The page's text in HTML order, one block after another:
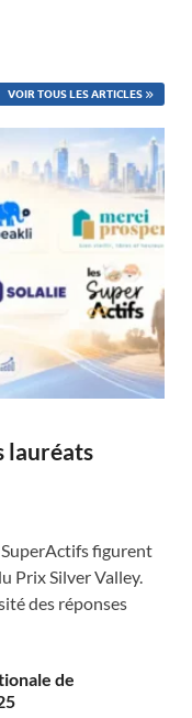
VOIR TOUS LES ARTICLES
lauréats
SuperActifs figurent
Prix Silver Valley.
des réponses
de